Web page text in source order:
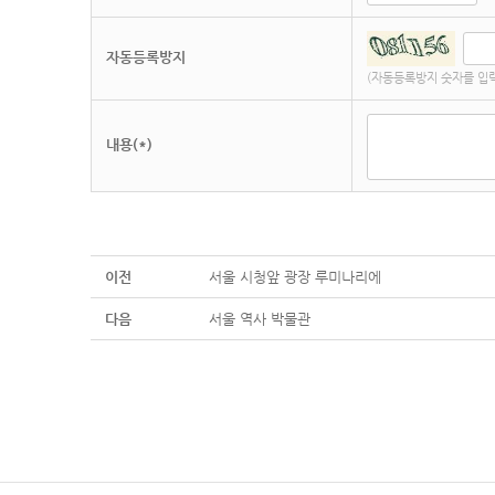
자동등록방지
(자동등록방지 숫자를 입
내용(*)
이전 서울 시청앞 광장 루미나리에
다음 서울 역사 박물관